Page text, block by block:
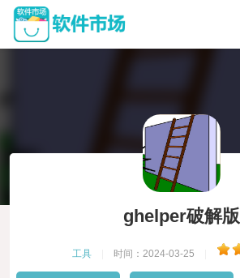
ghelper破解版
工具 时间：2024-03-25